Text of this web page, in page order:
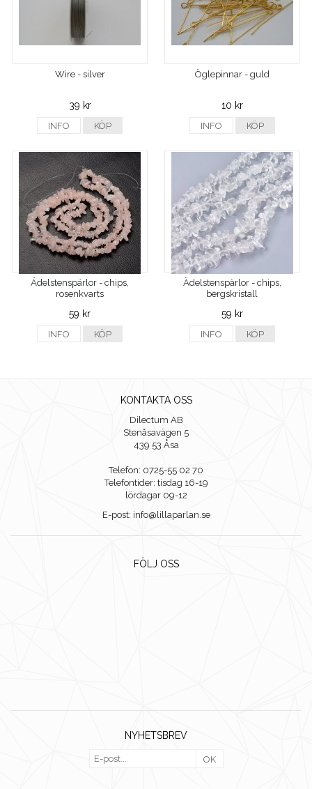
Wire - silver
39 kr
INFO KÖP
Öglepinnar - guld
10 kr
INFO KÖP
Ädelstenspärlor - chips,
rosenkvarts
59 kr
INFO KÖP
Ädelstenspärlor - chips,
bergskristall
59 kr
INFO KÖP
KONTAKTA OSS
Dilectum AB
Stenåsavägen 5
439 53 Åsa
Telefon: 0725-55 02 70
Telefontider: tisdag 16-19
lördagar 09-12
E-post: info@lillaparlan.se
FÖLJ OSS
NYHETSBREV
OK